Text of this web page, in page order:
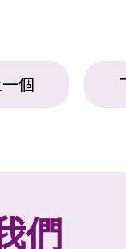
個
們